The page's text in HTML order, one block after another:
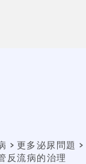
更多泌尿問題
反流病的治理